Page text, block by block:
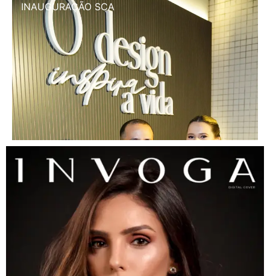
INAUGURAÇÃO SCA